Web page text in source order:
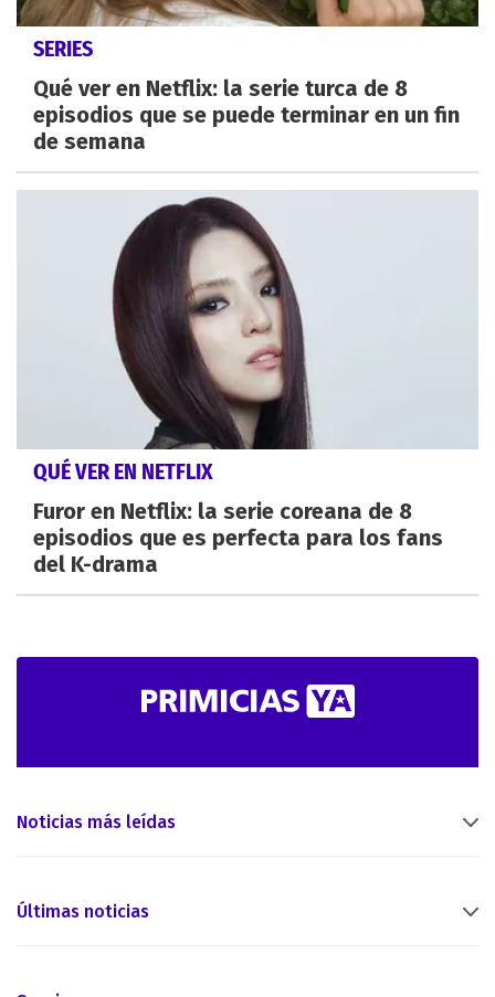
SERIES
Qué ver en Netflix: la serie turca de 8
episodios que se puede terminar en un fin
de semana
QUÉ VER EN NETFLIX
Furor en Netflix: la serie coreana de 8
episodios que es perfecta para los fans
del K-drama
Noticias más leídas
Últimas noticias